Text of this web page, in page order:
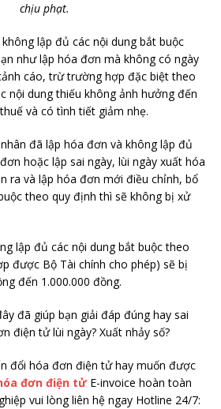
chịu phạt.
lập đủ các nội dung bắt buộc
như lập hóa đơn mà không có ngày
cáo, trừ trường hợp đặc biệt theo
nội dung thiếu không ảnh hưởng đến
và có tình tiết giảm nhẹ.
đã lập hóa đơn và không lập đủ
hoặc lập sai ngày, lùi ngày xuất hóa
ra và lập hóa đơn mới điều chỉnh, bổ
theo quy định thì sẽ không bị xử
lập đủ các nội dung bắt buộc theo
được Bộ Tài chính cho phép) sẽ bị
đến 1.000.000 đồng.
đã giúp bạn giải đáp đúng hay sai
điện tử lùi ngày? Xuất nhảy số?
đổi hóa đơn điện tử hay muốn được
đơn điện tửE-invoice hoàn toàn
vui lòng liên hệ ngay Hotline 24/7: